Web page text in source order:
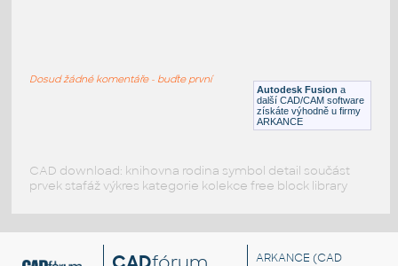
STAINLESS I.D. PIPE ECCENTRIC
Autodesk Fusion a
další CAD/CAM software
získáte výhodně u firmy
ARKANCE
Dosud žádné komentáře - buďte první
CAD download: knihovna rodina symbol detail součást
prvek stafáž výkres kategorie kolekce free block library
ARKANCE (CAD